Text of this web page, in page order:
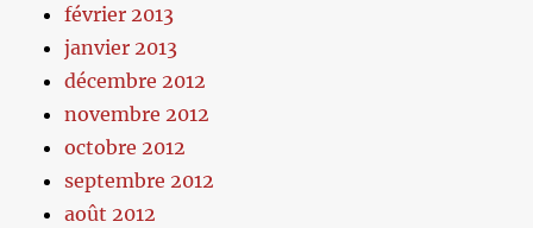
février 2013
janvier 2013
décembre 2012
novembre 2012
octobre 2012
septembre 2012
août 2012